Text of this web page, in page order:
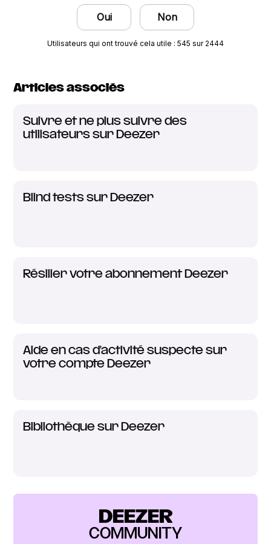
Oui Non
Utilisateurs qui ont trouvé cela utile : 545 sur 2444
Articles associés
Suivre et ne plus suivre des
utilisateurs sur Deezer
Blind tests sur Deezer
Résilier votre abonnement Deezer
Aide en cas d'activité suspecte sur
votre compte Deezer
Bibliothèque sur Deezer
DEEZER
COMMUNITY